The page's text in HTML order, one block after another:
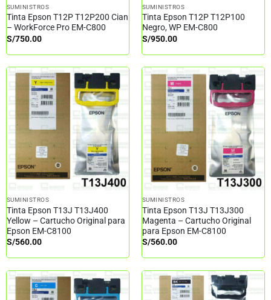
SUMINISTROS
Tinta Epson T12P T12P200 Cian
– WorkForce Pro EM-C800
S/750.00
SUMINISTROS
Tinta Epson T12P T12P100
Negro, WP EM-C800
S/950.00
SUMINISTROS
Tinta Epson T13J T13J400
Yellow – Cartucho Original para
Epson EM-C8100
S/560.00
SUMINISTROS
Tinta Epson T13J T13J300
Magenta – Cartucho Original
para Epson EM-C8100
S/560.00